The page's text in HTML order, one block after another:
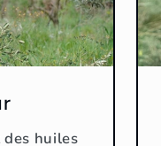
huiles